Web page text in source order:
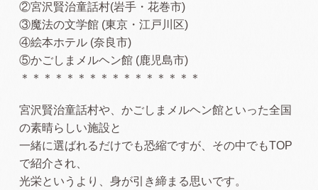
②宮沢賢治童話村(岩手・花巻市)
③魔法の文学館 (東京・江戸川区)
④絵本ホテル (奈良市)
⑤かごしまメルヘン館 (鹿児島市)
＊＊＊＊＊＊＊＊＊＊＊＊＊＊＊＊
宮沢賢治童話村や、かごしまメルヘン館といった全国
の素晴らしい施設と
一緒に選ばれるだけでも恐縮ですが、その中でもTOP
で紹介され、
光栄というより、身が引き締まる思いです。